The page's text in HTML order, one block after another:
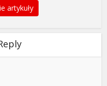
artykuły